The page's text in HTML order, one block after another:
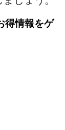
得情報をゲ